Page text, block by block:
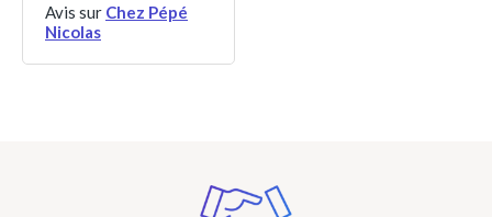
Avis sur Chez Pépé
Nicolas